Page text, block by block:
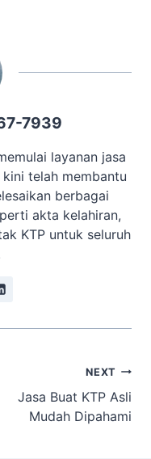
7939
layanan jasa
telah membantu
berbagai
akta kelahiran,
KTP untuk seluruh
NEXT
Jasa Buat KTP Asli
Mudah Dipahami